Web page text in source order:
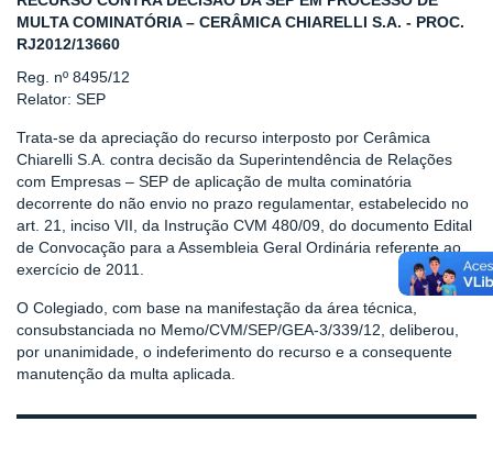
MULTA COMINATÓRIA – CERÂMICA CHIARELLI S.A. - PROC.
RJ2012/13660
Reg. nº 8495/12
Relator: SEP
Trata-se da apreciação do recurso interposto por Cerâmica
Chiarelli S.A. contra decisão da Superintendência de Relações
com Empresas – SEP de aplicação de multa cominatória
decorrente do não envio no prazo regulamentar, estabelecido no
art. 21, inciso VII, da Instrução CVM 480/09, do documento Edital
de Convocação para a Assembleia Geral Ordinária referente ao
exercício de 2011.
O Colegiado, com base na manifestação da área técnica,
consubstanciada no Memo/CVM/SEP/GEA-3/339/12, deliberou,
por unanimidade, o indeferimento do recurso e a consequente
manutenção da multa aplicada.